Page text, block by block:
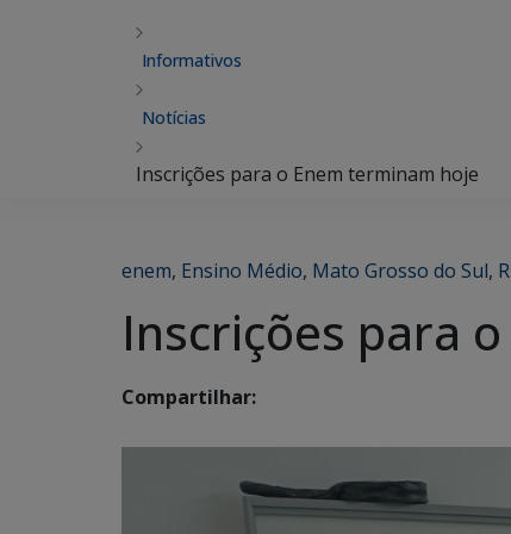
Informativos
Notícias
Inscrições para o Enem terminam hoje
enem, Ensino Médio, Mato Grosso do Sul,
Inscrições para
Compartilhar: